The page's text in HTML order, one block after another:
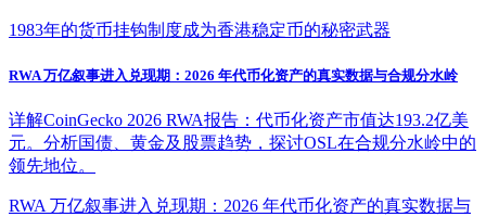
1983年的货币挂钩制度成为香港稳定币的秘密武器
RWA 万亿叙事进入兑现期：2026 年代币化资产的真实数据与合规分水岭
详解CoinGecko 2026 RWA报告：代币化资产市值达193.2亿美
元。分析国债、黄金及股票趋势，探讨OSL在合规分水岭中的
领先地位。
RWA 万亿叙事进入兑现期：2026 年代币化资产的真实数据与